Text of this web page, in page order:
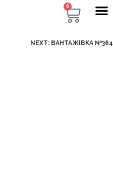
0
NEXT: ВАНТАЖІВКА №364